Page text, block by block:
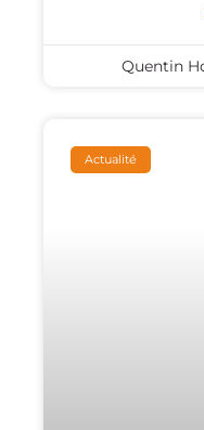
Quentin
Actualité